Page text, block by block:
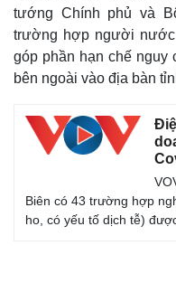
Thế giới
Cuộc sống đó đây
Hồ sơ
tướng Chính phủ và
trường hợp người nước
góp phần hạn chế nguy
bên ngoài vào địa bàn
Biên có 43 trường hợp
ho, có yếu tố dịch tễ)